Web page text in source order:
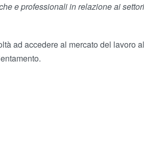
e professionali in relazione ai
ad accedere al mercato del lavoro